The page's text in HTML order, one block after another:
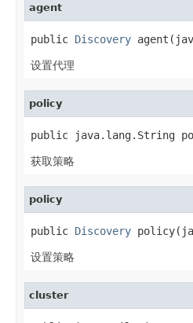
agent
public Discovery
设置代理
policy
public java.lang.String
获取策略
policy
public Discovery
设置策略
cluster